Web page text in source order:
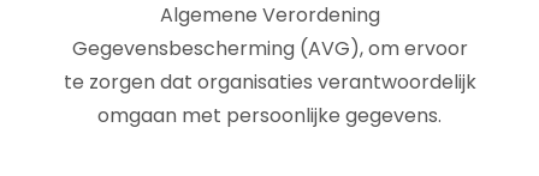
Algemene Verordening
Gegevensbescherming (AVG), om ervoor
te zorgen dat organisaties verantwoordelijk
omgaan met persoonlijke gegevens.